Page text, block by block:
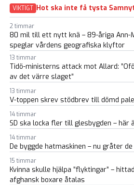
VIKTIGT Hot ska inte få tysta
2 timmar
80 mil till ett nytt knä – 89-åriga Ann-
speglar vårdens geografiska klyftor
13 timmar
Tidö-ministerns attack mot Allard:
av det värre slaget”
13 timmar
V-toppen skrev stödbrev till dömd
14 timmar
SD ska locka fler till glesbygden – här
14 timmar
De byggde hatmaskinen – nu gråter
15 timmar
Kvinna skulle hjälpa ”flyktingar” –
afghansk boxare åtalas